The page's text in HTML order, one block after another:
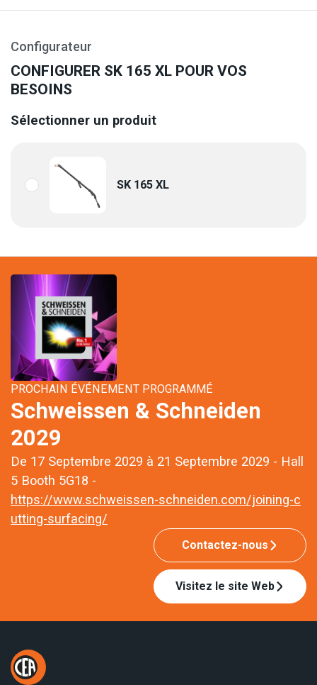
Configurateur
CONFIGURER SK 165 XL POUR VOS
BESOINS
Sélectionner un produit
SK 165 XL
PROCHAIN ÉVÉNEMENT PROGRAMMÉ
Schweissen & Schneiden
2029
De 17 Septembre 2029 à 21 Septembre 2029 - Hall
5 Booth 5G18 -
https://www.schweissen-schneiden.com/joining-c
utting-surfacing/
Contactez-nous
Visitez le site Web